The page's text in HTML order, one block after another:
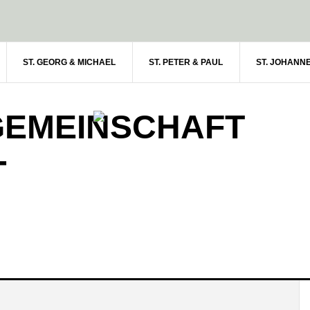
ST. GEORG & MICHAEL ST. PETER & PAUL ST.